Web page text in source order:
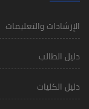
الإرشادات والتعليمات
دليل الطالب
دليل الكليات